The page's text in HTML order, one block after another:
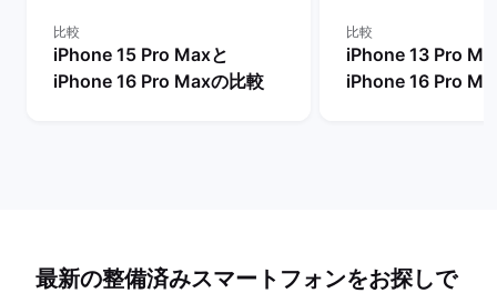
比較
iPhone 15 Pro Maxと
iPhone 16 Pro Maxの比較
比較
iPhone 13 Pro
iPhone 16 Pro
最新の整備済みスマートフォンをお探しで